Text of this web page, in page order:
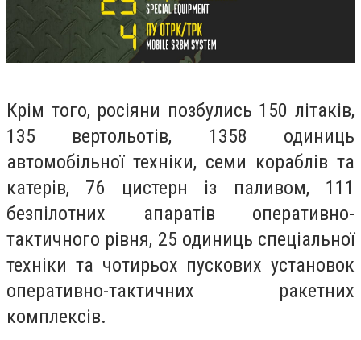
Крім того, росіяни позбулись 150 літаків,
135 вертольотів, 1358 одиниць
автомобільної техніки, семи кораблів та
катерів, 76 цистерн із паливом, 111
безпілотних апаратів оперативно-
тактичного рівня, 25 одиниць спеціальної
техніки та чотирьох пускових установок
оперативно-тактичних ракетних
комплексів.